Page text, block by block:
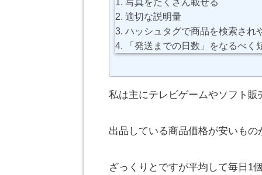
適切な説明量
ハッシュタグで商品を検索され
「発送までの日数」をなるべく
私は主にテレビゲームやソフト
出品している商品価格が安いも
ざっくりとですが平均して毎日1